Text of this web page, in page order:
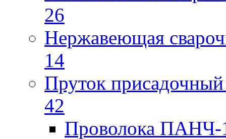
26
Нержавеющая
14
Пруток
42
Проволока ПАНЧ-